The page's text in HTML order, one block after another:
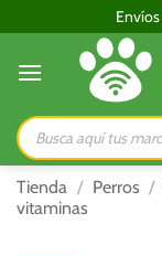
al
contenido
Envíos
Búsqueda
de
productos
Tienda / Perros /
vitaminas